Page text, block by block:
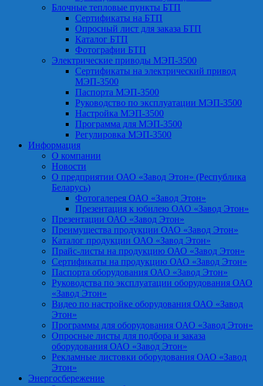
Блочные тепловые пункты БТП
Сертификаты на БТП
Опросный лист для заказа БТП
Каталог БТП
Фотографии БТП
Электрические приводы МЭП-3500
Сертификаты на электрический привод
МЭП-3500
Паспорта МЭП-3500
Руководство по эксплуатации МЭП-3500
Настройка МЭП-3500
Программа для МЭП-3500
Регулировка МЭП-3500
Информация
О компании
Новости
О предприятии ОАО «Завод Этон» (Республика
Беларусь)
Фотогалерея ОАО «Завод Этон»
Презентация к юбилею ОАО «Завод Этон»
Презентации ОАО «Завод Этон»
Преимущества продукции ОАО «Завод Этон»
Каталог продукции ОАО «Завод Этон»
Прайс-листы на продукцию ОАО «Завод Этон»
Сертификаты на продукцию ОАО «Завод Этон»
Паспорта оборудования ОАО «Завод Этон»
Руководства по эксплуатации оборудования ОАО
«Завод Этон»
Видео по настройке оборудования ОАО «Завод
Этон»
Программы для оборудования ОАО «Завод Этон»
Опросные листы для подбора и заказа
оборудования ОАО «Завод Этон»
Рекламные листовки оборудования ОАО «Завод
Этон»
Энергосбережение